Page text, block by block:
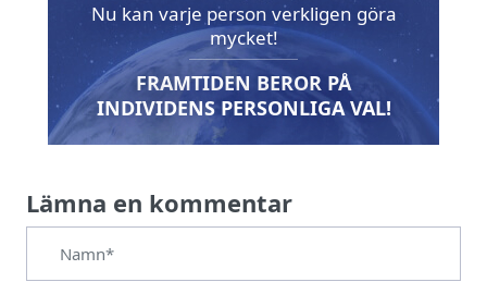
Nu kan varje person verkligen göra
mycket!
FRAMTIDEN BEROR PÅ
INDIVIDENS PERSONLIGA VAL!
Lämna en kommentar